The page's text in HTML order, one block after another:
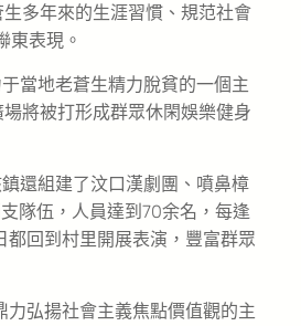
多年來的生涯習慣、規范社會
東表現。
當地老蒼生精力脫貧的一個主
將被打形成群眾休閑娛樂健身
還組建了汶口漢劇團、噴鼻樟
隊伍，人員達到70余名，每逢
都回到村里開展表演，豐富群眾
力弘揚社會主義焦點價值觀的主